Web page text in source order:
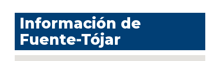
Información de
Fuente-Tójar